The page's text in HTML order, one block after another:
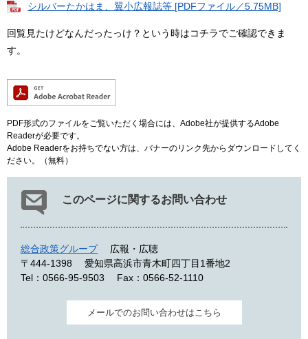
シルバーたかはま、翼小広報誌等 [PDFファイル／5.75MB]
回覧見たけどなんだったっけ？という時はコチラでご確認できま
す。
PDF形式のファイルをご覧いただく場合には、Adobe社が提供するAdobe
Readerが必要です。
Adobe Readerをお持ちでない方は、バナーのリンク先からダウンロードしてく
ださい。（無料）
このページに関するお問い合わせ
総合政策グループ
広報・広聴
〒444-1398
愛知県高浜市青木町四丁目1番地2
Tel：0566-95-9503
Fax：0566-52-1110
メールでのお問い合わせはこちら